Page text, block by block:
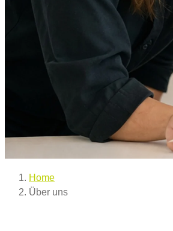
Home
Über uns